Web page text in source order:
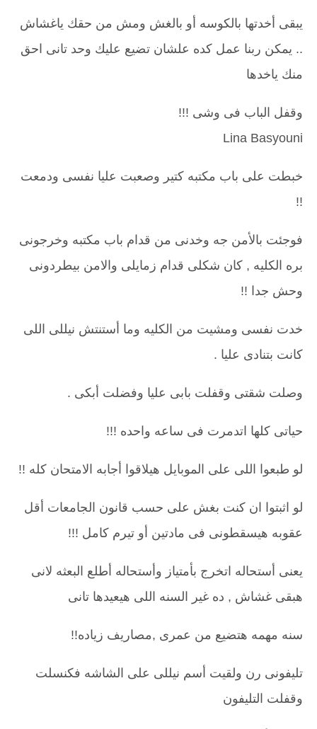
يبقى أخدتها بالكوسه أو بالغش ومش من حقك ياغشاش
.. يمكن ربنا عمل كده علشان تضيع عليك وحد تانى احق
منك ياخدها
وقفل الباب فى وشى !!!
Lina Basyouni
خبطت على باب مكتبه كتير وصعبت عليا نفسى ودمعت
!!
فوجئت بالأمن جه وخدنى من قدام باب مكتبه وخرجونى
بره الكليه , كان شكلى قدام زمايلى والامن بيطردونى
وحش جدا !!
خدت نفسى ومشيت من الكليه وما أستنتش نيللى اللى
كانت بتنادى عليا .
وصلت شقتى وقفلت بابى عليا وفضلت أبكى .
حياتى كلها اتدمرت فى ساعه واحده !!!
لو طبعوا اللى على الموبايل هيلاقوا أجابه الامتحان كله !!
لو اثبتوا ان كنت بغش على حسب قانون الجامعات أقل
عقوبه هيسقطونى فى مادتين أو تيرم كامل !!!
يعنى أستحاله اتخرج بأمتياز وأستحاله أطلع البعثه لانى
هبقى غشاش , ده غير السنه اللى هيعيدها تانى
سنه مهمه هتضيع من عمرى ,مصاريف زياده!!
تليفونى رن ولقيت أسم نيللى على الشاشه فكنسلت
وقفلت التليفون